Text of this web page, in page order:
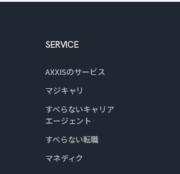
SERVICE
AXXISのサービス
マジキャリ
すべらないキャリア
エージェント
すべらない転職
マネディク